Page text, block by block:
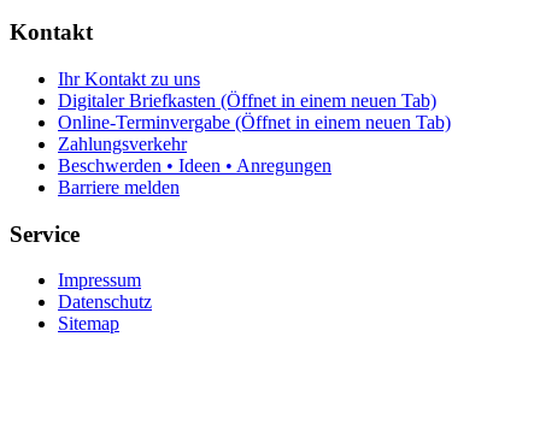
Kontakt
Ihr Kontakt zu uns
Digitaler Briefkasten (Öffnet in einem neuen Tab)
Online-Terminvergabe (Öffnet in einem neuen Tab)
Zahlungsverkehr
Beschwerden • Ideen • Anregungen
Barriere melden
Service
Impressum
Datenschutz
Sitemap